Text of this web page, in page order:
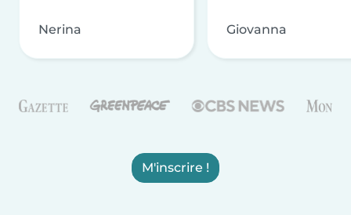
Nerina Giovanna
M'inscrire !